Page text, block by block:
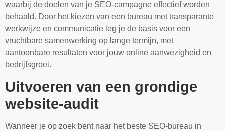
waarbij de doelen van je SEO-campagne effectief worden
behaald. Door het kiezen van een bureau met transparante
werkwijze en communicatie leg je de basis voor een
vruchtbare samenwerking op lange termijn, met
aantoonbare resultaten voor jouw online aanwezigheid en
bedrijfsgroei.
Uitvoeren van een grondige
website-audit
Wanneer je op zoek bent naar het beste SEO-bureau in